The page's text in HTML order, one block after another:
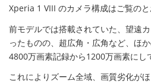
Xperia 1 VIII のカメラ構成はご覧のと
前モデルでは搭載されていた、望遠
ったものの、超広角・広角など、ほ
4800万画素記録から1200万画素にし
これによりズーム全域、画質劣化が